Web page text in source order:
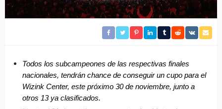
Todos los subcampeones de las respectivas finales
nacionales, tendrán chance de conseguir un cupo para el
Wizink Center, este próximo 30 de noviembre, junto a
otros 13 ya clasificados.